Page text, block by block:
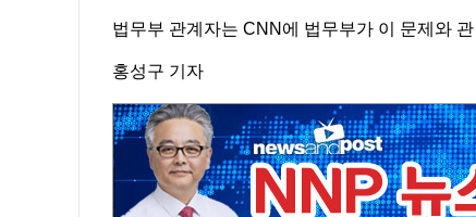
법무부 관계자는 CNN에 법무부가 이 문제와
홍성구 기자